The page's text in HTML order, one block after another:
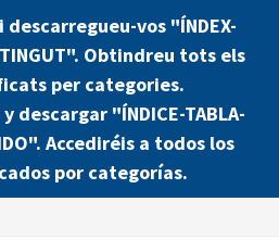
descarregueu-vos "ÍNDEX-
Obtindreu tots els
per categories.
y descargar "ÍNDICE-TABLA-
Accediréis a todos los
por categorías.